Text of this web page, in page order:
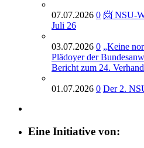
07.07.2026 0 📨 NSU-
Juli 26
03.07.2026 0 „Keine
Plädoyer der
Bericht zum 24.
01.07.2026 0 Der 2.
Eine Initiative von: